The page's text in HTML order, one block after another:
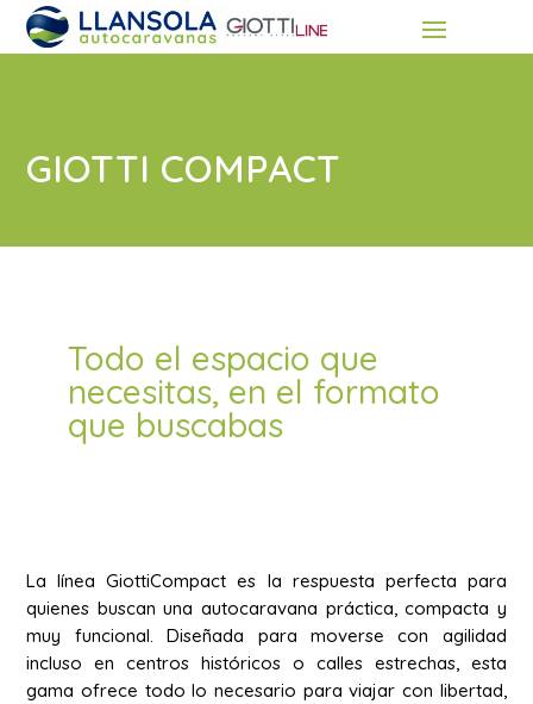
GIOTTI COMPACT
Todo el espacio que
necesitas, en el formato
que buscabas
La línea GiottiCompact es la respuesta perfecta para
quienes buscan una autocaravana práctica, compacta y
muy funcional. Diseñada para moverse con agilidad
incluso en centros históricos o calles estrechas, esta
gama ofrece todo lo necesario para viajar con libertad,